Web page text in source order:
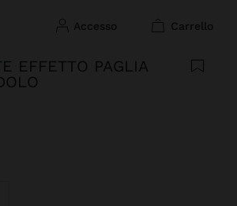
accesso carrello
EFFETTO PAGLIA